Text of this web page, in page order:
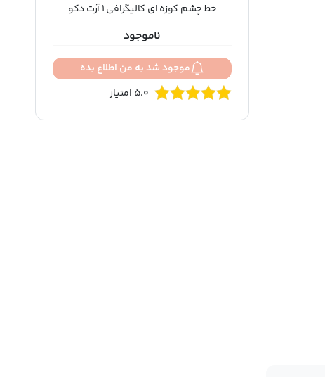
خط چشم کوزه ای کالیگرافی 1 آرت دکو
ناموجود
موجود شد به من اطلاع بده
5.0 امتیاز